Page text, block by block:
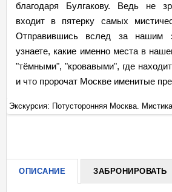
благодаря Булгакову. Ведь не
входит в пятерку самых
Отправившись вслед за нашим
узнаете, какие именно места в
"тёмными", "кровавыми", где
и что пророчат Москве именитые
Экскурсия: Потусторонняя Москва.
ОПИСАНИЕ ЗАБРОНИРОВАТЬ